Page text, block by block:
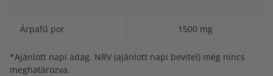
Árpafű por 1500 mg
*Ajánlott napi adag. NRV (ajánlott napi bevitel) még nincs
meghatározva.